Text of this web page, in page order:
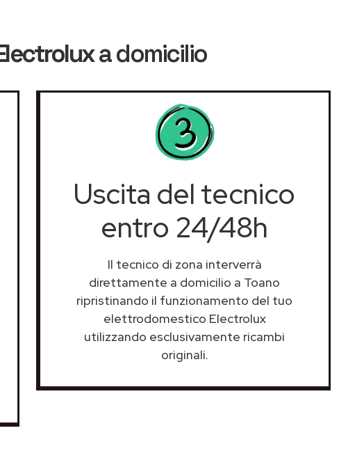
a domicilio
Uscita del tecnico
entro 24/48h
Il tecnico di zona interverrà
direttamente a domicilio a Toano
ripristinando il funzionamento del tuo
elettrodomestico Electrolux
utilizzando esclusivamente ricambi
originali.